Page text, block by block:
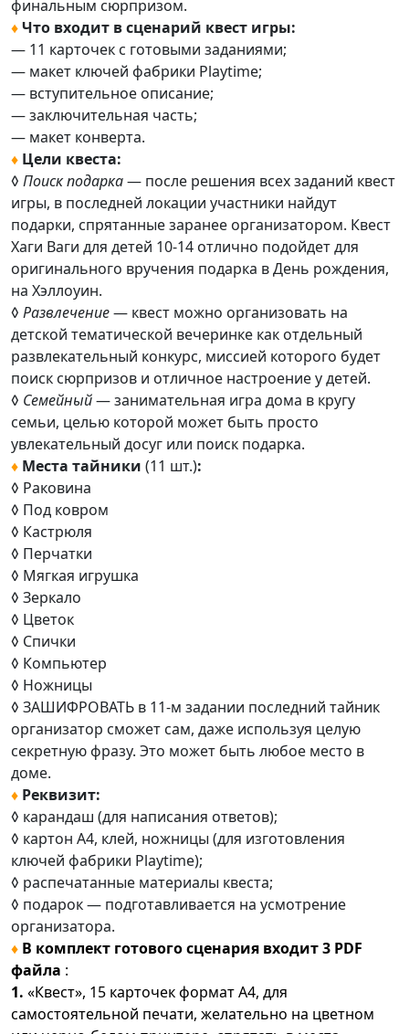
финальным сюрпризом.
♦Что входит в сценарий квест игры:
— 11 карточек с готовыми заданиями;
— макет ключей фабрики Playtime;
— вступительное описание;
— заключительная часть;
— макет конверта.
♦ Цели квеста:
◊ Поиск подарка— после решения всех заданий квест
игры, в последней локации участники найдут
подарки, спрятанные заранее организатором. Квест
Хаги Ваги для детей 10-14 отлично подойдет для
оригинального вручения подарка в День рождения,
на Хэллоуин.
◊ Развлечение— квест можно организовать на
детской тематической вечеринке как отдельный
развлекательный конкурс, миссией которого будет
поиск сюрпризов и отличное настроение у детей.
◊ Семейный— занимательная игра дома в кругу
семьи, целью которой может быть просто
увлекательный досуг или поиск подарка.
♦ Места тайники (11 шт.):
◊ Раковина
◊ Под ковром
◊ Кастрюля
◊ Перчатки
◊ Мягкая игрушка
◊ Зеркало
◊ Цветок
◊ Спички
◊ Компьютер
◊ Ножницы
◊ ЗАШИФРОВАТЬ в 11-м задании последний тайник
организатор сможет сам, даже используя целую
секретную фразу. Это может быть любое место в
доме.
♦ Реквизит:
◊ карандаш (для написания ответов);
◊ картон А4, клей, ножницы (для изготовления
ключей фабрики Playtime);
◊ распечатанные материалы квеста;
◊ подарок — подготавливается на усмотрение
организатора.
♦ В комплект готового сценария входит 3 PDF
файла :
1. «Квест», 15 карточек формат А4, для
самостоятельной печати, желательно на цветном